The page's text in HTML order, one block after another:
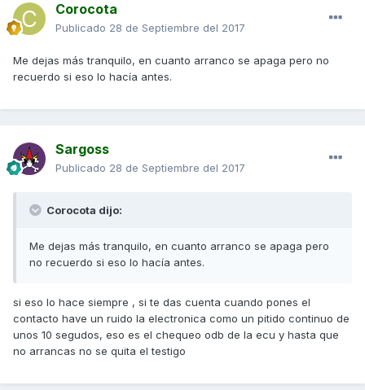
Corocota
Publicado 28 de Septiembre del 2017
Me dejas más tranquilo, en cuanto arranco se apaga pero no
recuerdo si eso lo hacía antes.
Sargoss
Publicado 28 de Septiembre del 2017
Corocota dijo:
Me dejas más tranquilo, en cuanto arranco se apaga pero
no recuerdo si eso lo hacía antes.
si eso lo hace siempre , si te das cuenta cuando pones el
contacto have un ruido la electronica como un pitido continuo de
unos 10 segudos, eso es el chequeo odb de la ecu y hasta que
no arrancas no se quita el testigo